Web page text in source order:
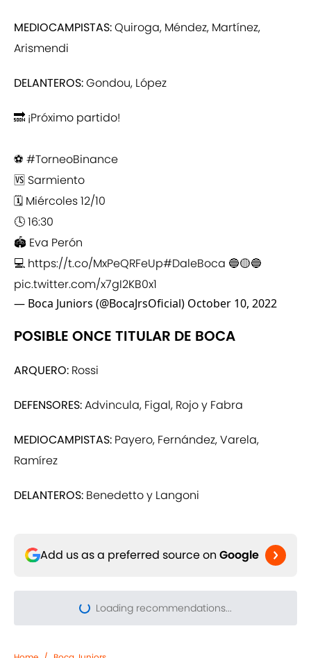
MEDIOCAMPISTAS:Quiroga, Méndez, Martínez,
Arismendi
DELANTEROS:Gondou, López
🔜 ¡Próximo partido!
⚽ #TorneoBinance
🆚 Sarmiento
🗓 Miércoles 12/10
🕓 16:30
🏟 Eva Perón
💻 https://t.co/MxPeQRFeUp#DaleBoca 🔵🟡🔵
pic.twitter.com/x7gI2KB0x1
— Boca Juniors (@BocaJrsOficial) October 10, 2022
POSIBLE ONCE TITULAR DE BOCA
ARQUERO: Rossi
DEFENSORES:Advincula, Figal, Rojo y Fabra
MEDIOCAMPISTAS: Payero, Fernández, Varela,
Ramírez
DELANTEROS: Benedetto y Langoni
Add us as a preferred source on Google
Loading recommendations...
Please wait while we load